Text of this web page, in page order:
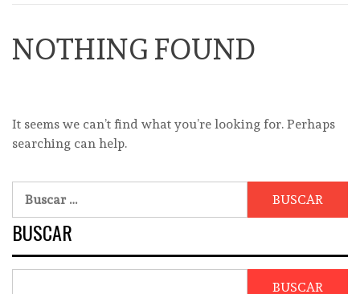
NOTHING FOUND
It seems we can’t find what you’re looking for. Perhaps
searching can help.
BUSCAR
BUSCAR